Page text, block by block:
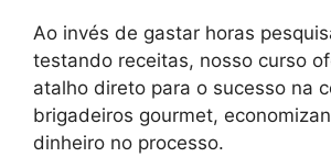
Ao invés de gastar horas
testando receitas, nosso curso
atalho direto para o sucesso na
brigadeiros gourmet,
dinheiro no processo.